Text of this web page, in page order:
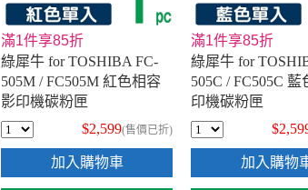
滿1件享85折
綠犀牛 for TOSHIBA FC-
505M / FC505M 紅色相容
影印機碳粉匣
$2,599(售價已折)
加入購物車
滿1件享85折
綠犀牛 for
505C / FC505C
印機碳粉匣
加入購物